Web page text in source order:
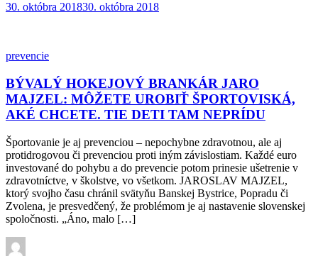
30. októbra 201830. októbra 2018
prevencie
BÝVALÝ HOKEJOVÝ BRANKÁR JARO
MAJZEL: MÔŽETE UROBIŤ ŠPORTOVISKÁ,
AKÉ CHCETE. TIE DETI TAM NEPRÍDU
Športovanie je aj prevenciou – nepochybne zdravotnou, ale aj
protidrogovou či prevenciou proti iným závislostiam. Každé euro
investované do pohybu a do prevencie potom prinesie ušetrenie v
zdravotníctve, v školstve, vo všetkom. JAROSLAV MAJZEL,
ktorý svojho času chránil svätyňu Banskej Bystrice, Popradu či
Zvolena, je presvedčený, že problémom je aj nastavenie slovenskej
spoločnosti. „Áno, malo […]